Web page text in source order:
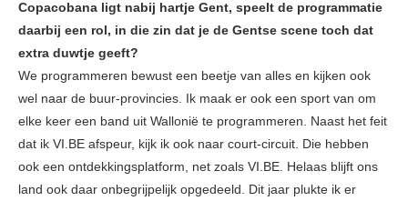
Copacobana ligt nabij hartje Gent, speelt de programmatie
daarbij een rol, in die zin dat je de Gentse scene toch dat
extra duwtje geeft?
We programmeren bewust een beetje van alles en kijken ook
wel naar de buur-provincies. Ik maak er ook een sport van om
elke keer een band uit Wallonië te programmeren. Naast het feit
dat ik VI.BE afspeur, kijk ik ook naar court-circuit. Die hebben
ook een ontdekkingsplatform, net zoals VI.BE. Helaas blijft ons
land ook daar onbegrijpelijk opgedeeld. Dit jaar plukte ik er